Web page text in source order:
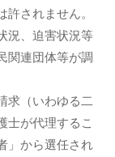
されません。
況、迫害状況等
関連団体等が調
求（いわゆる二
士が代理するこ
」から選任され